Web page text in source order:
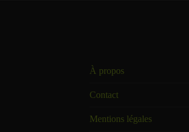
À propos
Contact
Mentions légales